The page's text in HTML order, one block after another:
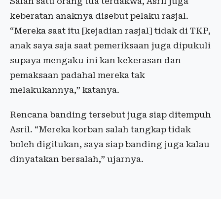
keberatan anaknya disebut pelaku rasjal.
“Mereka saat itu [kejadian rasjal] tidak di TKP,
anak saya saja saat pemeriksaan juga dipukuli
supaya mengaku ini kan kekerasan dan
pemaksaan padahal mereka tak
melakukannya,” katanya.
Rencana banding tersebut juga siap ditempuh
Asril. “Mereka korban salah tangkap tidak
boleh digitukan, saya siap banding juga kalau
dinyatakan bersalah,” ujarnya.